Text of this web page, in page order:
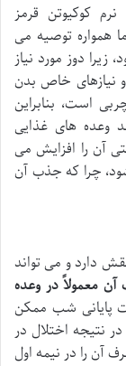
کوکیوتن قرمز
همواره توصیه می
زیرا دوز مورد نیاز
نیازهای خاص بدن
است، بنابراین
وعده های غذایی
آن را افزایش می
چرا که جذب آن
دارد و می تواند
معمولاً در وعده
پایانی شب ممکن
نتیجه اختلال در
آن را در نیمه اول